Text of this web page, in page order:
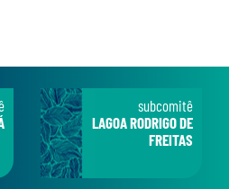
subcomitê
LAGOA RODRIGO DE
FREITAS